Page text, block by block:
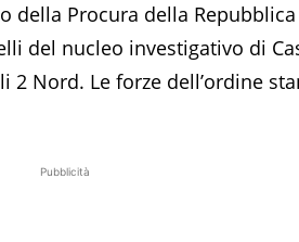
della Procura della
del nucleo investigativo di
2 Nord. Le forze dell’ordine
Pubblicità